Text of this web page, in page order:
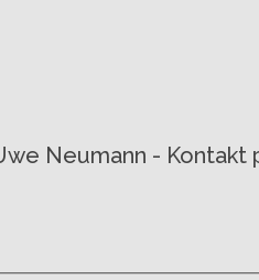
Neumann - Kontakt